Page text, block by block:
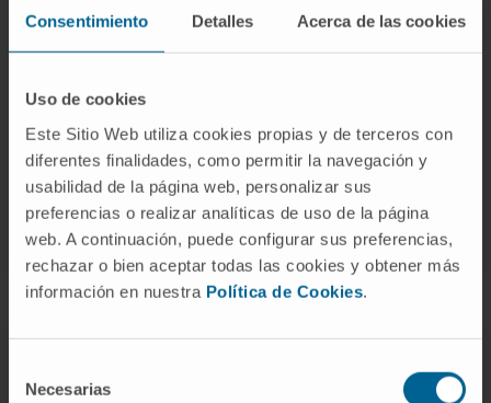
Consentimiento Detalles Acerca de las cookies
Uso de cookies
Este Sitio Web utiliza cookies propias y de terceros con
diferentes finalidades, como permitir la navegación y
usabilidad de la página web, personalizar sus
preferencias o realizar analíticas de uso de la página
web. A continuación, puede configurar sus preferencias,
rechazar o bien aceptar todas las cookies y obtener más
información en nuestra Política de Cookies.
Necesarias
paratiroidea cuya acción es también el
estímulo de la formación de hueso, y que está
postmenopáusica.
SOLICITE MÁS INFORMACIÓN SOBRE ESTE TRATAMIENTO